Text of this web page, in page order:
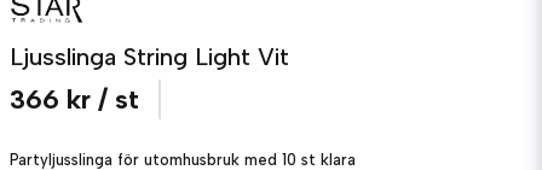
Ljusslinga String Light Vit
366 kr / st
Partyljusslinga för utomhusbruk med 10 st klara